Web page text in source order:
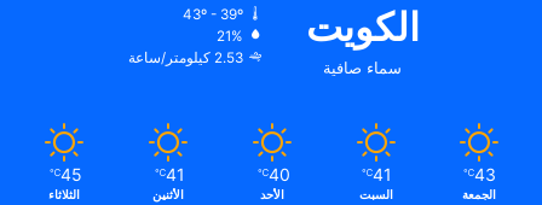
الكويت
سماء صافية
43º - 39º
21%
2.53 كيلومتر/ساعة
43
℃
الجمعة
41
℃
السبت
40
℃
الأحد
41
℃
الأثنين
45
℃
الثلاثاء